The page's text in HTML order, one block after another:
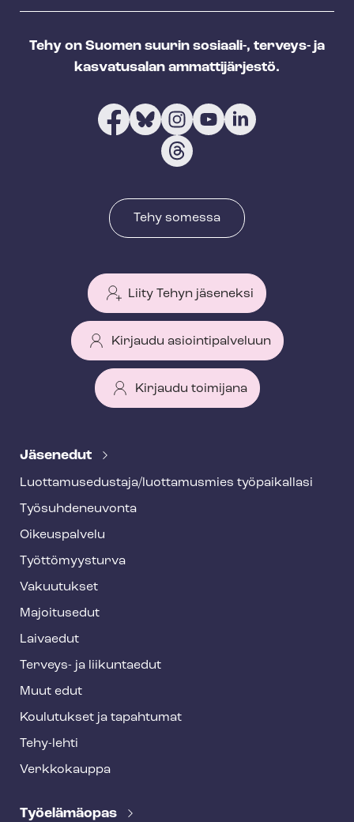
Tehy on Suomen suurin sosiaali-, terveys- ja
kasvatusalan ammattijärjestö.
Tehy somessa
Liity Tehyn jäseneksi
Kirjaudu asiointipalveluun
Kirjaudu toimijana
e
f
o
o
t
e
Jäsenedut
Luot­ta­muse­dus­ta­ja/luottamusmies työpaikallasi
Työ­suh­de­neu­von­ta
Oikeuspalvelu
Työt­tö­myys­tur­va
Vakuutukset
Majoitusedut
Laivaedut
Terveys- ja liikuntaedut
Muut edut
Koulutukset ja tapahtumat
Tehy-lehti
Verkkokauppa
Työelämäopas